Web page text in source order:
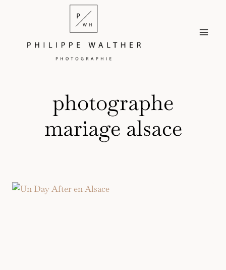
photographe
mariage alsace